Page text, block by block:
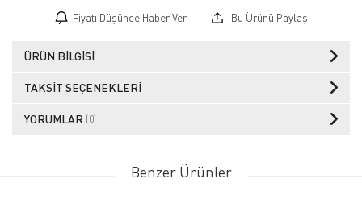
Fiyatı Düşünce Haber Ver Bu Ürünü Paylaş
ÜRÜN BILGISI
TAKSIT SEÇENEKLERI
YORUMLAR (0)
Benzer Ürünler